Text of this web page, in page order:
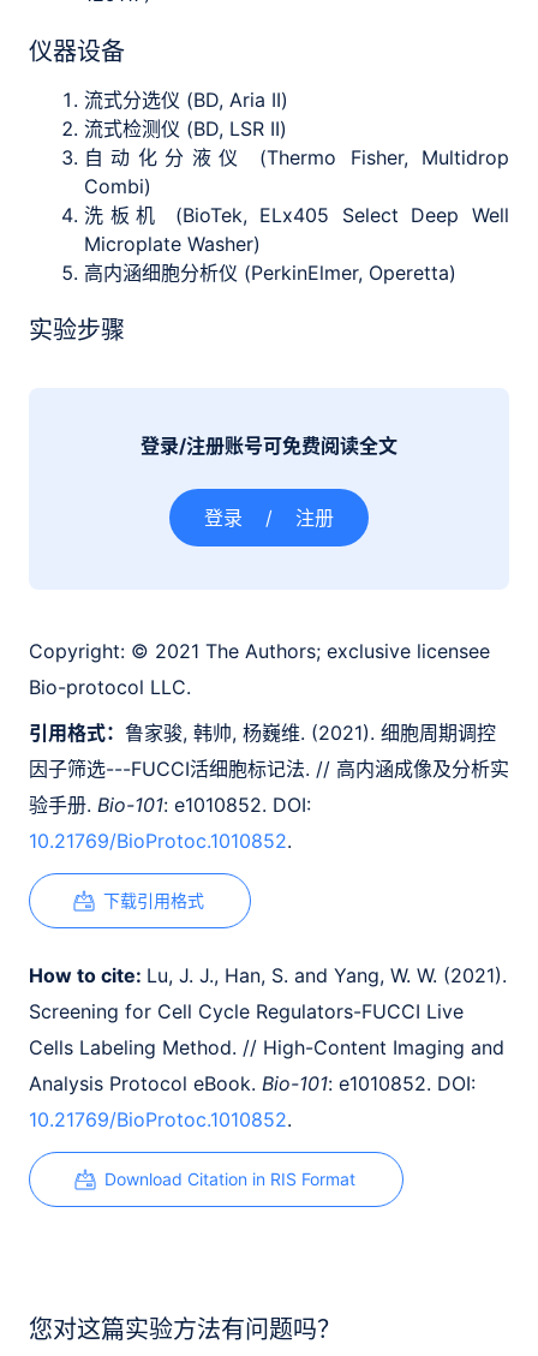
仪器设备
流式分选仪 (BD, Aria II)
流式检测仪 (BD, LSR II)
自动化分液仪 (Thermo Fisher, Multidrop
Combi)
洗板机 (BioTek, ELx405 Select Deep Well
Microplate Washer)
高内涵细胞分析仪 (PerkinElmer, Operetta)
实验步骤
登录/注册账号可免费阅读全文
登录 / 注册
Copyright: © 2021 The Authors; exclusive licensee
Bio-protocol LLC.
引用格式： 鲁家骏, 韩帅, 杨巍维. (2021). 细胞周期调控
因子筛选---FUCCI活细胞标记法. // 高内涵成像及分析实
验手册. Bio-101: e1010852. DOI:
10.21769/BioProtoc.1010852.
下载引用格式
How to cite: Lu, J. J., Han, S. and Yang, W. W. (2021).
Screening for Cell Cycle Regulators-FUCCI Live
Cells Labeling Method. // High-Content Imaging and
Analysis Protocol eBook. Bio-101: e1010852. DOI:
10.21769/BioProtoc.1010852.
Download Citation in RIS Format
您对这篇实验方法有问题吗？